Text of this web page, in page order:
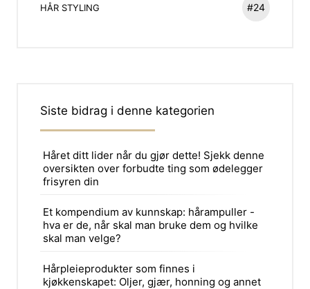
HÅR STYLING #24
Siste bidrag i denne kategorien
Håret ditt lider når du gjør dette! Sjekk denne
oversikten over forbudte ting som ødelegger
frisyren din
Et kompendium av kunnskap: hårampuller -
hva er de, når skal man bruke dem og hvilke
skal man velge?
Hårpleieprodukter som finnes i
kjøkkenskapet: Oljer, gjær, honning og annet